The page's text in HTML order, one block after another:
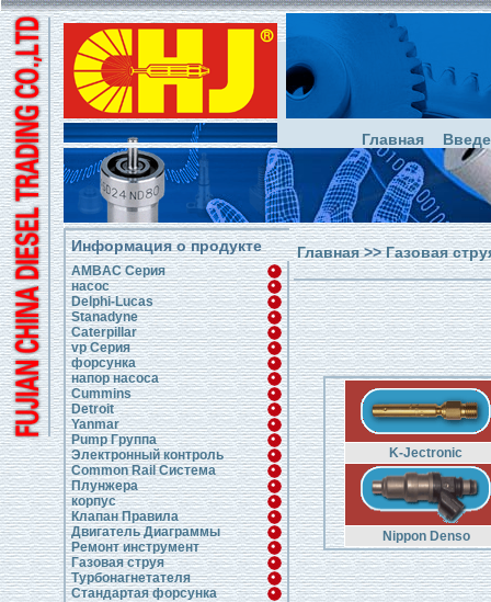
Главная
Информация о продукте
AMBAC Серия
насос
Delphi-Lucas
Stanadyne
Caterpillar
vp Серия
форсунка
напор насоса
Cummins
Detroit
Yanmar
Pump Группа
Электронный контроль
Common Rail Система
Плунжера
корпус
Клапан Правила
Двигатель Диаграммы
Ремонт инструмент
Газовая струя
Турбонагнетателя
Стандартая форсунка
Главная>>Газовая
K-Jectronic
Nippon Denso